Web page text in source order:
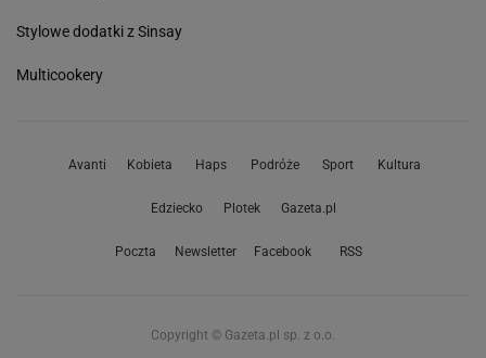
Stylowe dodatki z Sinsay
Multicookery
Avanti Kobieta Haps Podróże Sport Kultura
Edziecko Plotek Gazeta.pl
Poczta Newsletter Facebook RSS
Copyright © Gazeta.pl sp. z o.o.